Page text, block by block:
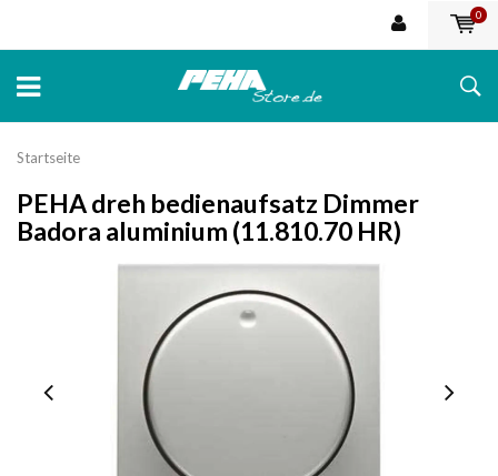
0
Startseite
PEHA dreh bedienaufsatz Dimmer
Badora aluminium (11.810.70 HR)